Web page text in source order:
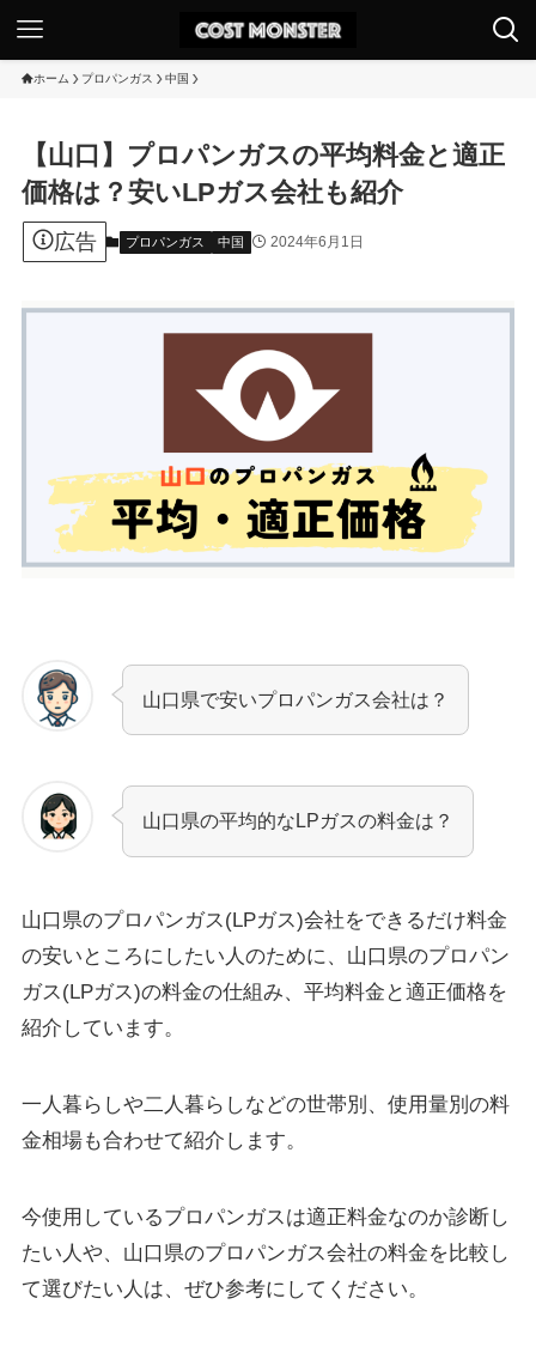
ホーム プロパンガス 中国
【山口】プロパンガスの平均料金と適正
価格は？安いLPガス会社も紹介
広告 プロパンガス 中国 2024年6月1日
山口県で安いプロパンガス会社は？
山口県の平均的なLPガスの料金は？
山口県のプロパンガス(LPガス)会社をできるだけ料金
の安いところにしたい人のために、山口県のプロパン
ガス(LPガス)の料金の仕組み、平均料金と適正価格を
紹介しています。
一人暮らしや二人暮らしなどの世帯別、使用量別の料
金相場も合わせて紹介します。
今使用しているプロパンガスは適正料金なのか診断し
たい人や、山口県のプロパンガス会社の料金を比較し
て選びたい人は、ぜひ参考にしてください。